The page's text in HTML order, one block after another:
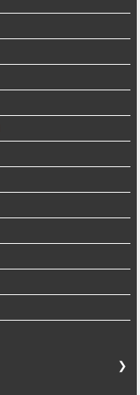
❯